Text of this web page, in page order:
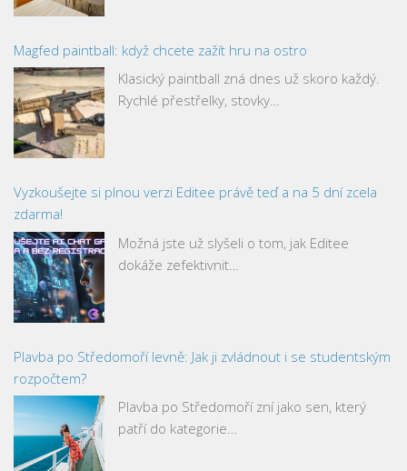
Magfed paintball: když chcete zažít hru na ostro
Klasický paintball zná dnes už skoro každý.
Rychlé přestřelky, stovky…
Vyzkoušejte si plnou verzi Editee právě teď a na 5 dní zcela
zdarma!
Možná jste už slyšeli o tom, jak Editee
dokáže zefektivnit…
Plavba po Středomoří levně: Jak ji zvládnout i se studentským
rozpočtem?
Plavba po Středomoří zní jako sen, který
patří do kategorie…